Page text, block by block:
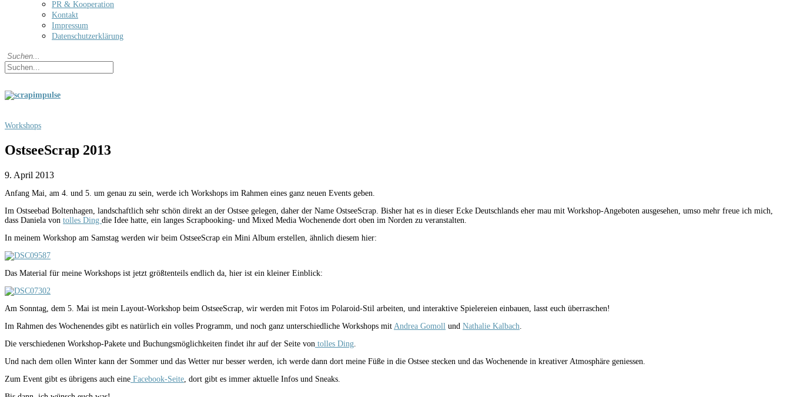
PR & Kooperation
Kontakt
Impressum
Datenschutzerklärung
Workshops
OstseeScrap 2013
9. April 2013
Anfang Mai, am 4. und 5. um genau zu sein, werde ich Workshops im Rahmen eines ganz neuen Events geben.
Im Ostseebad Boltenhagen, landschaftlich sehr schön direkt an der Ostsee gelegen, daher der Name OstseeScrap. Bisher hat es in dieser Ecke Deutschlands eher mau mit Workshop-Angeboten ausgesehen, umso mehr freue ich mich,
dass Daniela von tolles Ding die Idee hatte, ein langes Scrapbooking- und Mixed Media Wochenende dort oben im Norden zu veranstalten.
In meinem Workshop am Samstag werden wir beim OstseeScrap ein Mini Album erstellen, ähnlich diesem hier:
Das Material für meine Workshops ist jetzt größtenteils endlich da, hier ist ein kleiner Einblick:
Am Sonntag, dem 5. Mai ist mein Layout-Workshop beim OstseeScrap, wir werden mit Fotos im Polaroid-Stil arbeiten, und interaktive Spielereien einbauen, lasst euch überraschen!
Im Rahmen des Wochenendes gibt es natürlich ein volles Programm, und noch ganz unterschiedliche Workshops mit Andrea Gomoll und Nathalie Kalbach
Die verschiedenen Workshop-Pakete und Buchungsmöglichkeiten findet ihr auf der Seite von tolles Ding
Und nach dem ollen Winter kann der Sommer und das Wetter nur besser werden, ich werde dann dort meine Füße in die Ostsee stecken und das Wochenende in kreativer Atmosphäre geniessen.
Zum Event gibt es übrigens auch eine Facebook-Seite , dort gibt es immer aktuelle Infos und Sneaks.